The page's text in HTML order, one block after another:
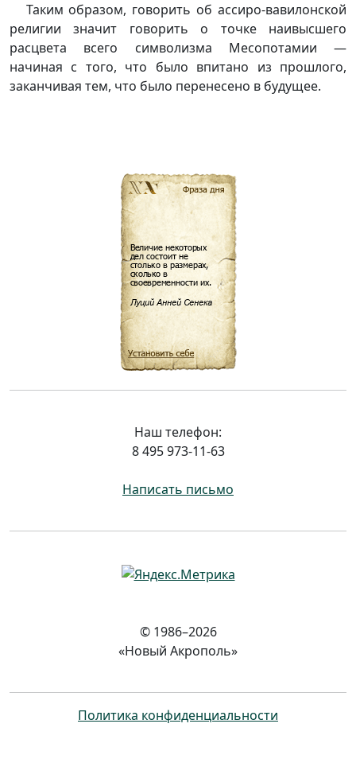
Таким образом, говорить об ассиро-вавилонской
религии значит говорить о точке наивысшего
расцвета всего символизма Месопотамии —
начиная с того, что было впитано из прошлого,
заканчивая тем, что было перенесено в будущее.
Наш телефон:
8 495 973-11-63
Написать письмо
© 1986–2026
«Новый Акрополь»
Политика конфиденциальности